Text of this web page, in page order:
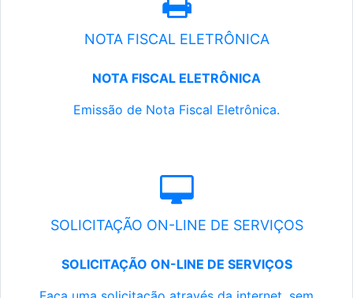
NOTA FISCAL ELETRÔNICA
NOTA FISCAL ELETRÔNICA
Emissão de Nota Fiscal Eletrônica.
SOLICITAÇÃO ON-LINE DE SERVIÇOS
SOLICITAÇÃO ON-LINE DE SERVIÇOS